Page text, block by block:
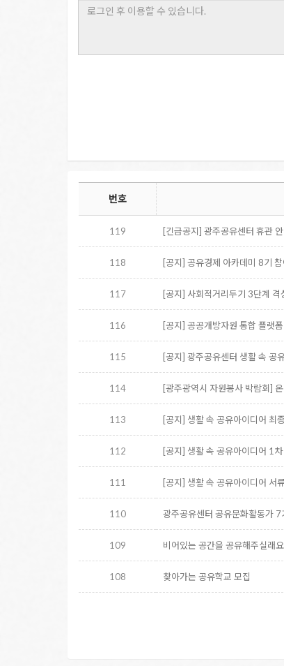
번호
119 [긴급공지] 광주공유센터 휴관
118 [공지] 공유경제 아카데미 8기
117 [공지] 사회적거리두기 3단계
116 [공지] 공공개방자원 통합 플랫
115 [공지] 광주공유센터 생활 속 공
114 [광주광역시 자원봉사 박람회]
113 [공지] 생활 속 공유아이디어 최
112 [공지] 생활 속 공유아이디어 1
111 [공지] 생활 속 공유아이디어 서
110 광주공유센터 공유문화활동가 7
109 비어있는 공간을 공유해주실래
108 찾아가는 공유학교 모집